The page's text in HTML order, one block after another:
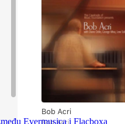
Evermusica i Flacboxa